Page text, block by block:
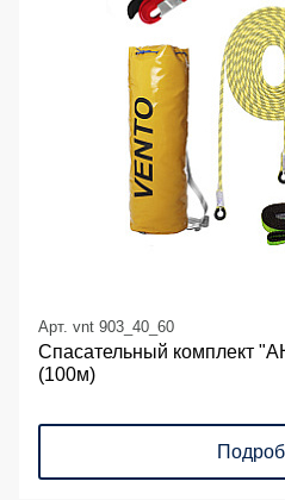
Арт. vnt 903_40_60
Спасательный комплект
(100м)